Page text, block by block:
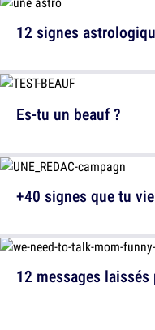
12 signes
12 messages
Es-tu un beauf ?
+40 signes que tu